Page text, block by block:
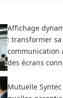
Affichage
: transformer sa
communication
des écrans
Mutuelle Syntec